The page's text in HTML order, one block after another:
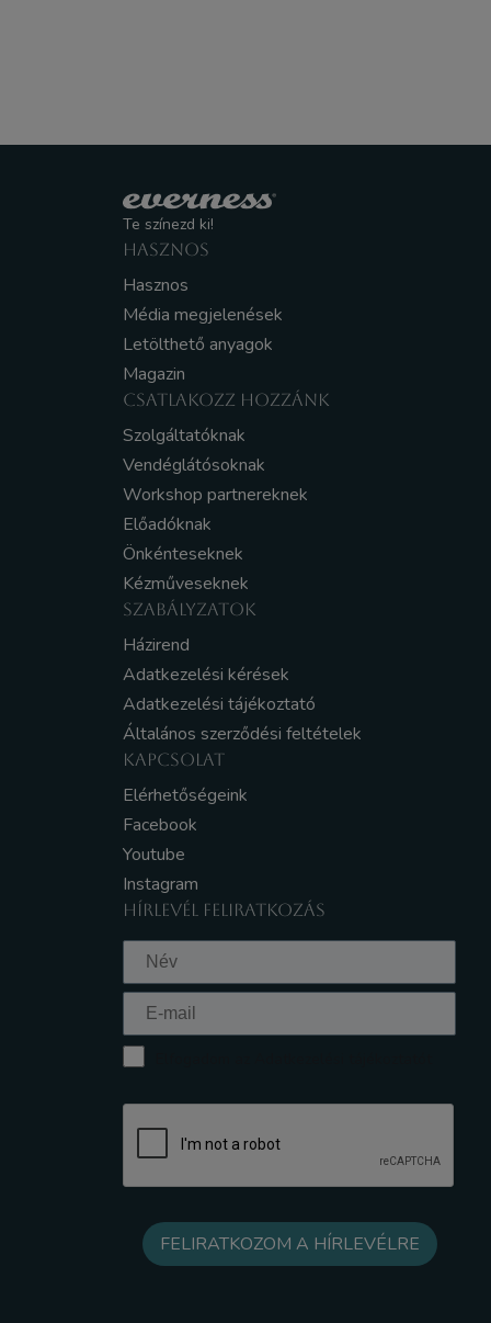
Te színezd ki!
HASZNOS
Hasznos
Média megjelenések
Letölthető anyagok
Magazin
CSATLAKOZZ HOZZÁNK
Szolgáltatóknak
Vendéglátósoknak
Workshop partnereknek
Előadóknak
Önkénteseknek
Kézműveseknek
SZABÁLYZATOK
Házirend
Adatkezelési kérések
Adatkezelési tájékoztató
Általános szerződési feltételek
KAPCSOLAT
Elérhetőségeink
Facebook
Youtube
Instagram
HÍRLEVÉL FELIRATKOZÁS